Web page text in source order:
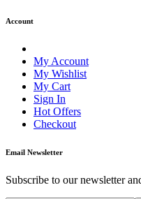
Account
My Account
My Wishlist
My Cart
Sign In
Hot Offers
Checkout
Email Newsletter
Subscribe to our newsletter